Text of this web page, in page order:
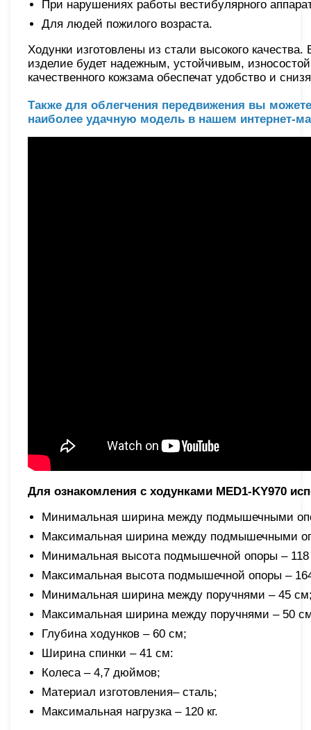
При нарушениях работы вестибулярного
Для людей пожилого возраста.
Ходунки изготовлены из стали высокого
изделие будет надежным, устойчивым,
качественного кожзама обеспечат удобство и
Также для облегчения передвижения вы
наиболее удачную модель в нашем интернет-
Для ознакомления с ходунками MED1-KY970
Минимальная ширина между подмышечными
Максимальная ширина между подмышечными
Минимальная высота подмышечной опоры –
Максимальная высота подмышечной опоры –
Минимальная ширина между поручнями – 45
Максимальная ширина между поручнями – 50
Глубина ходунков – 60 см;
Ширина спинки – 41 см:
Колеса – 4,7 дюймов;
Материал изготовления– сталь;
Максимальная нагрузка – 120 кг.